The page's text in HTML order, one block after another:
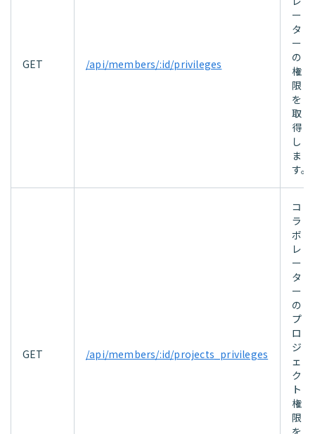
GET /api/members/:id/privileges
ー
タ
ー
の
権
限
を
取
得
し
ま
す。
GET /api/members/:id/projects_privileges
コ
ラ
ボ
レ
ー
タ
ー
の
プ
ロ
ジ
ェ
ク
ト
権
限
を